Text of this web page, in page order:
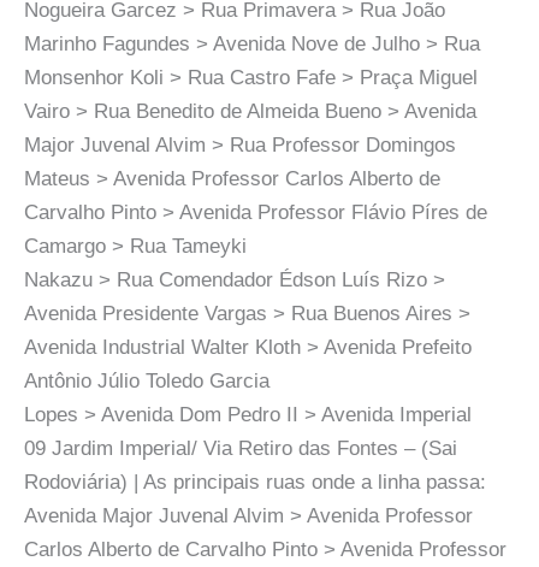
Nogueira Garcez > Rua Primavera > Rua João
Marinho Fagundes > Avenida Nove de Julho > Rua
Monsenhor Koli > Rua Castro Fafe > Praça Miguel
Vairo > Rua Benedito de Almeida Bueno > Avenida
Major Juvenal Alvim > Rua Professor Domingos
Mateus > Avenida Professor Carlos Alberto de
Carvalho Pinto > Avenida Professor Flávio Píres de
Camargo > Rua Tameyki
Nakazu > Rua Comendador Édson Luís Rizo >
Avenida Presidente Vargas > Rua Buenos Aires >
Avenida Industrial Walter Kloth > Avenida Prefeito
Antônio Júlio Toledo Garcia
Lopes > Avenida Dom Pedro II > Avenida Imperial
09 Jardim Imperial/ Via Retiro das Fontes – (Sai
Rodoviária) | As principais ruas onde a linha passa:
Avenida Major Juvenal Alvim > Avenida Professor
Carlos Alberto de Carvalho Pinto > Avenida Professor